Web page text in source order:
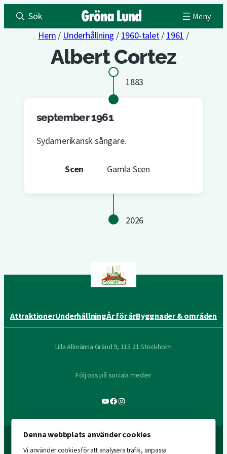
Sök
Hem / Underhållning / 1960-talet/ 1961 /
Albert Cortez
1883
september 1961
Sydamerikansk sångare.
Scen Gamla Scen
2026
AttraktionerUnderhållningÅr för årByggnader & områden
Lilla Allmänna Gränd 9, 115 21 Stockholm
Följ oss på sociala medier
YouTube
Facebook
Instagram
Denna webbplats använder cookies
Vi använder cookies för att analysera trafik, anpassa